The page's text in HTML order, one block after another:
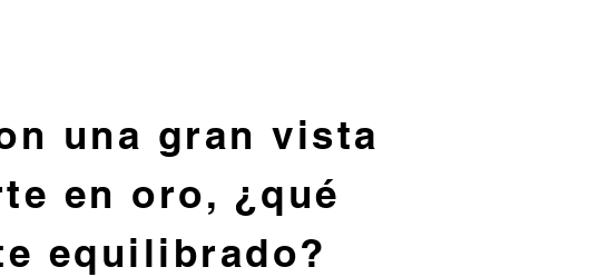
una gran vista
en oro, ¿qué
equilibrado?